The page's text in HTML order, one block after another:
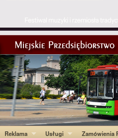
Reklama Usługi Zamówienia